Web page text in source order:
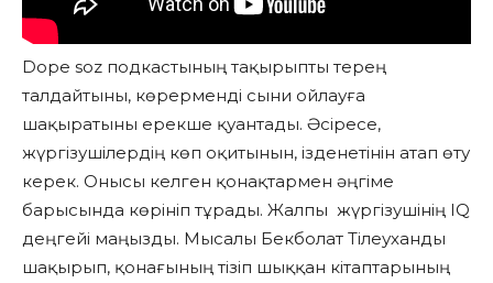
Dope soz подкастының тақырыпты терең
талдайтыны, көрерменді сыни ойлауға
шақыратыны ерекше қуантады. Әсіресе,
жүргізушілердің көп оқитынын, ізденетінін атап өту
керек. Онысы келген қонақтармен әңгіме
барысында көрініп тұрады. Жалпы жүргізушінің IQ
деңгейі маңызды. Мысалы Бекболат Тілеуханды
шақырып, қонағының тізіп шыққан кітаптарының